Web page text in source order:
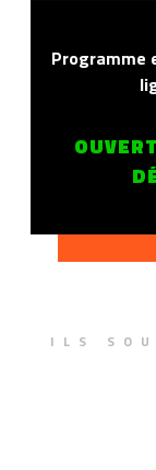
Programme
ILS